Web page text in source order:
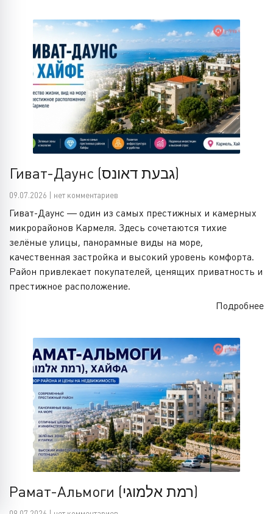
Гиват-Даунс (גבעת דאונס)
09.07.2026 | нет комментариев
Гиват-Даунс — один из самых престижных и камерных
микрорайонов Кармеля. Здесь сочетаются тихие
зелёные улицы, панорамные виды на море,
качественная застройка и высокий уровень комфорта.
Район привлекает покупателей, ценящих приватность и
престижное расположение.
Подробнее
Рамат-Альмоги (רמת אלמוגי)